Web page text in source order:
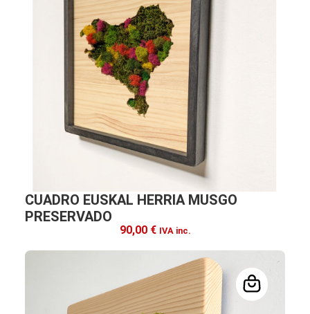
CUADRO EUSKAL HERRIA MUSGO
PRESERVADO
90,00 € IVA inc.